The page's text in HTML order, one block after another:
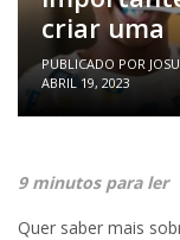
criar uma
PUBLICADO POR
ABRIL 19, 2023
9 minutos para ler
Quer saber mais